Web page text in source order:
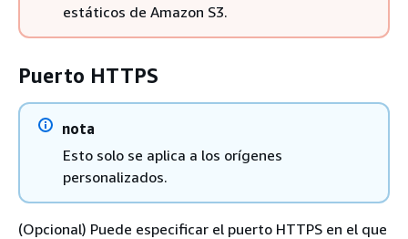
estáticos de Amazon S3.
Puerto HTTPS
nota
Esto solo se aplica a los orígenes
personalizados.
(Opcional) Puede especificar el puerto HTTPS en el que